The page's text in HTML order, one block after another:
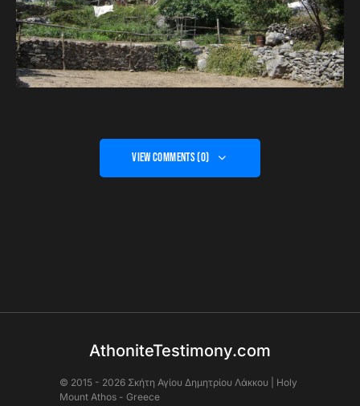
View Comments (0)
AthoniteTestimony.com
© 2015 - 2026 Σκήτη Αγἰου Δημητρίου Λάκκου | Holy
Mount Athos - Greece